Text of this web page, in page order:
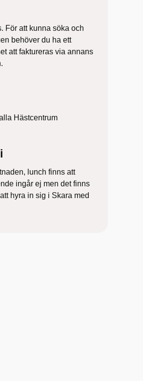
För att kunna söka och
behöver du ha ett
att faktureras via annans
Hästcentrum
lunch finns att
ingår ej men det finns
hyra in sig i Skara med